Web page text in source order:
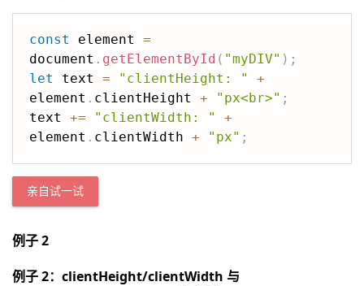
const element =
document . getElementById ( "myDIV" ) ;
let
text = "clientHeight: "
+
element . clientHeight + "px<br>" ;
text += "clientWidth: "
+
element . clientWidth + "px" ;
亲自试一试
例子 2
例子 2：clientHeight/clientWidth 与